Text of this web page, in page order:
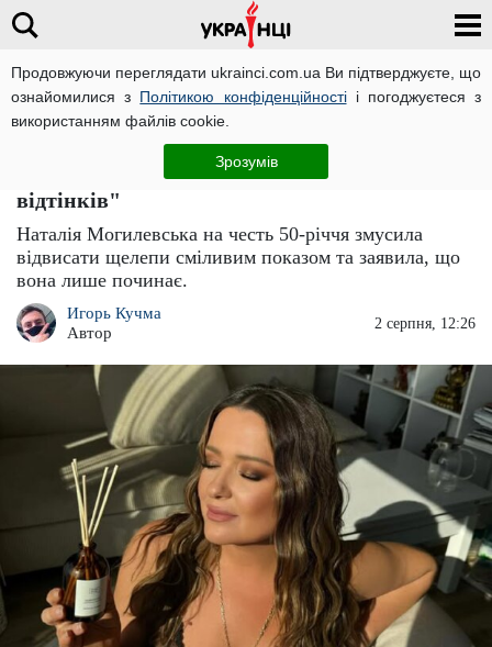
Продовжуючи переглядати ukrainci.com.ua Ви підтверджуєте, що
ознайомилися з Політикою конфіденційностіі погоджуєтеся з
використанням файлів cookie.
Зрозумів
Напівгола Наталія Могилевська блиснула
зоною бікіні у сміливій позі: "Мої 50
відтінків"
Наталія Могилевська на честь 50-річчя змусила
відвисати щелепи сміливим показом та заявила, що
вона лише починає.
Игорь Кучма
Автор
2 серпня, 12:26